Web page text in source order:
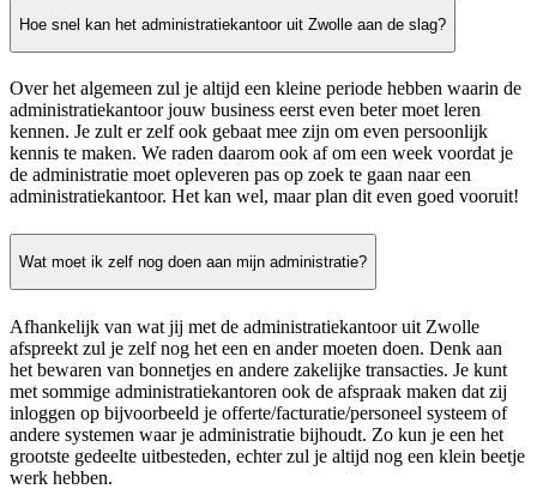
Hoe snel kan het administratiekantoor uit Zwolle aan de slag?
Over het algemeen zul je altijd een kleine periode hebben waarin de
administratiekantoor jouw business eerst even beter moet leren
kennen. Je zult er zelf ook gebaat mee zijn om even persoonlijk
kennis te maken. We raden daarom ook af om een week voordat je
de administratie moet opleveren pas op zoek te gaan naar een
administratiekantoor. Het kan wel, maar plan dit even goed vooruit!
Wat moet ik zelf nog doen aan mijn administratie?
Afhankelijk van wat jij met de administratiekantoor uit Zwolle
afspreekt zul je zelf nog het een en ander moeten doen. Denk aan
het bewaren van bonnetjes en andere zakelijke transacties. Je kunt
met sommige administratiekantoren ook de afspraak maken dat zij
inloggen op bijvoorbeeld je offerte/facturatie/personeel systeem of
andere systemen waar je administratie bijhoudt. Zo kun je een het
grootste gedeelte uitbesteden, echter zul je altijd nog een klein beetje
werk hebben.